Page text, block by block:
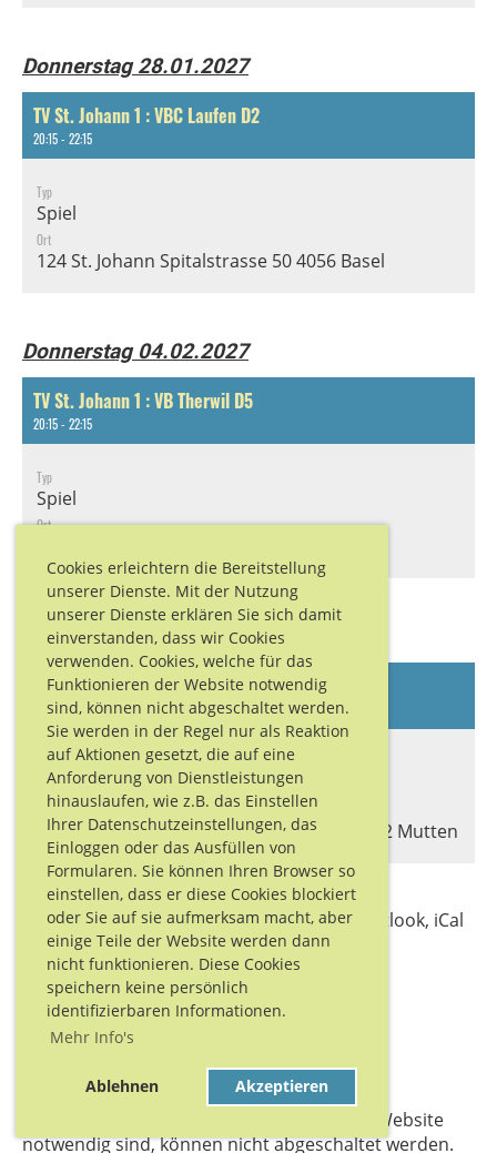
Cookies erleichtern die Bereitstellung
unserer Dienste. Mit der Nutzung
unserer Dienste erklären Sie sich damit
einverstanden, dass wir Cookies
verwenden. Cookies, welche für das
Funktionieren der Website notwendig
sind, können nicht abgeschaltet werden.
Sie werden in der Regel nur als Reaktion
auf Aktionen gesetzt, die auf eine
Anforderung von Dienstleistungen
hinauslaufen, wie z.B. das Einstellen
Ihrer Datenschutzeinstellungen, das
Einloggen oder das Ausfüllen von
Formularen. Sie können Ihren Browser so
einstellen, dass er diese Cookies blockiert
oder Sie auf sie aufmerksam macht, aber
einige Teile der Website werden dann
nicht funktionieren. Diese Cookies
speichern keine persönlich
identifizierbaren Informationen.
Mehr Info's
Ablehnen Akzeptieren
Donnerstag 28.01.2027
TV St. Johann 1 : VBC Laufen D2
20:15 - 22:15
Typ
Spiel
Ort
124 St. Johann Spitalstrasse 50 4056 Basel
Donnerstag 04.02.2027
TV St. Johann 1 : VB Therwil D5
20:15 - 22:15
Typ
Spiel
Ort
Donnerstag 25.02.2027
TV Muttenz 1 : TV St. Johann 1
20:15 - 22:15
Typ
Spiel
Ort
498 Kriegacker 3, Gründenstrasse 32, 4132 Muttenz
Termine abonnieren (in Kalender wie Outlook, iCal
oder Mobilgeräte hinzufügen)
Weitere Einträge
Cookies, welche für das Funktionieren der Website
notwendig sind, können nicht abgeschaltet werden.